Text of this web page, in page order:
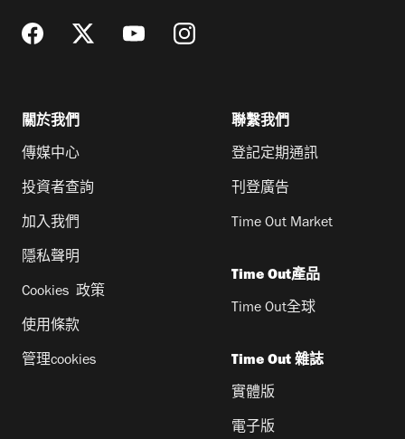
關於我們
傳媒中心
投資者查詢
加入我們
隱私聲明
Cookies 政策
使用條款
管理cookies
聯繫我們
登記定期通訊
刊登廣告
Time Out Market
Time Out產品
Time Out全球
Time Out 雜誌
實體版
電子版